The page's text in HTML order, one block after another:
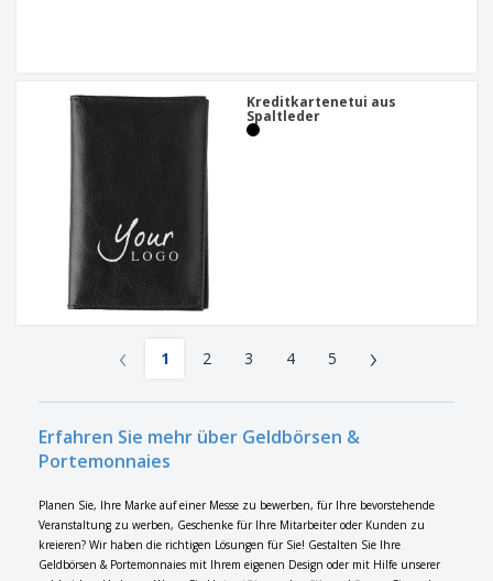
Kreditkartenetui aus
Spaltleder
‹ 1 2 3 4 5 ›
Erfahren Sie mehr über Geldbörsen &
Portemonnaies
Planen Sie, Ihre Marke auf einer Messe zu bewerben, für Ihre bevorstehende
Veranstaltung zu werben, Geschenke für Ihre Mitarbeiter oder Kunden zu
kreieren? Wir haben die richtigen Lösungen für Sie! Gestalten Sie Ihre
Geldbörsen & Portemonnaies mit Ihrem eigenen Design oder mit Hilfe unserer